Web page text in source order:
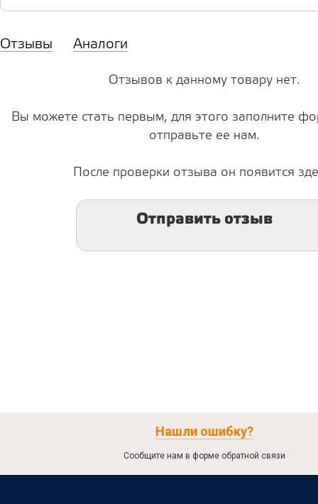
Отзывы Аналоги
Отзывов к данному товару нет.
Вы можете стать первым, для этого заполните
отправьте ее нам.
После проверки отзыва он появится
Отправить отзыв
Нашли ошибку?
Сообщите нам в форме обратной связи